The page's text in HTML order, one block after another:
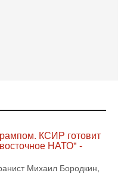
самостоятельно
если США
КСИР готовит
НАТО" -
Михаил Бородкин,